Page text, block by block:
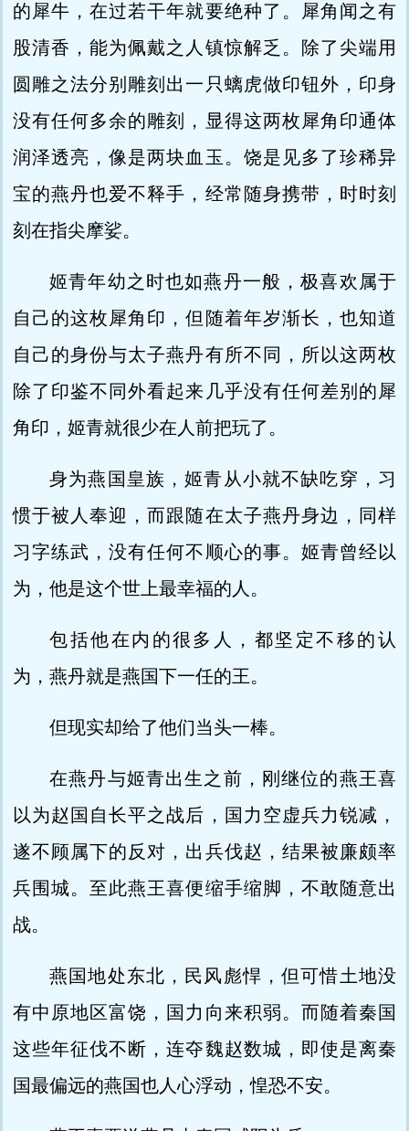
的犀牛，在过若干年就要绝种了。犀角闻之有
股清香，能为佩戴之人镇惊解乏。除了尖端用
圆雕之法分别雕刻出一只螭虎做印钮外，印身
没有任何多余的雕刻，显得这两枚犀角印通体
润泽透亮，像是两块血玉。饶是见多了珍稀异
宝的燕丹也爱不释手，经常随身携带，时时刻
刻在指尖摩娑。
姬青年幼之时也如燕丹一般，极喜欢属于
自己的这枚犀角印，但随着年岁渐长，也知道
自己的身份与太子燕丹有所不同，所以这两枚
除了印鉴不同外看起来几乎没有任何差别的犀
角印，姬青就很少在人前把玩了。
身为燕国皇族，姬青从小就不缺吃穿，习
惯于被人奉迎，而跟随在太子燕丹身边，同样
习字练武，没有任何不顺心的事。姬青曾经以
为，他是这个世上最幸福的人。
包括他在内的很多人，都坚定不移的认
为，燕丹就是燕国下一任的王。
但现实却给了他们当头一棒。
在燕丹与姬青出生之前，刚继位的燕王喜
以为赵国自长平之战后，国力空虚兵力锐减，
遂不顾属下的反对，出兵伐赵，结果被廉颇率
兵围城。至此燕王喜便缩手缩脚，不敢随意出
战。
燕国地处东北，民风彪悍，但可惜土地没
有中原地区富饶，国力向来积弱。而随着秦国
这些年征伐不断，连夺魏赵数城，即使是离秦
国最偏远的燕国也人心浮动，惶恐不安。